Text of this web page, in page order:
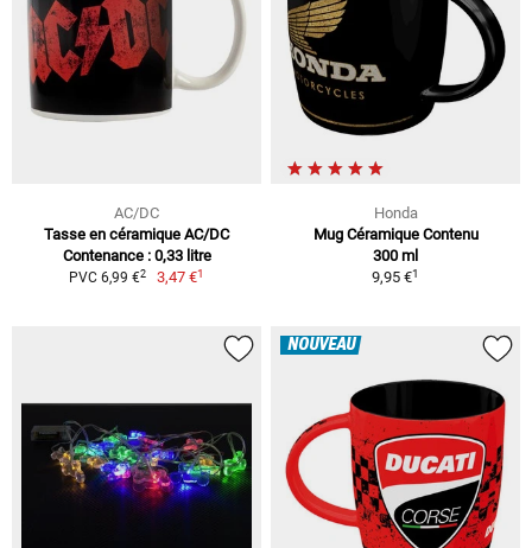
AC/DC
Tasse en céramique AC/DC
Contenance : 0,33 litre
PVC 6,99 €2 3,47 €1
Honda
Mug Céramique Contenu
300 ml
9,95 €1
NOUVEAU